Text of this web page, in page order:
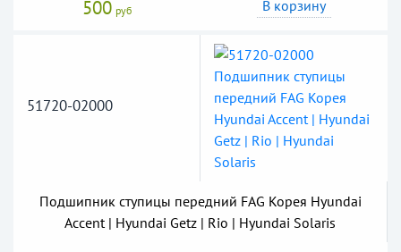
500 руб В корзину
51720-02000
Подшипник ступицы передний FAG Корея Hyundai
Accent | Hyundai Getz | Rio | Hyundai Solaris